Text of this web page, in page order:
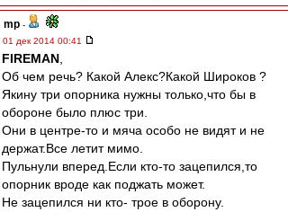
mp -
01 дек 2014 00:41
FIREMAN
Об чем речь? Какой Алекс?Какой Широков ?
Якину три опорника нужны только,что бы в
обороне было плюс три.
Они в центре-то и мяча особо не видят и не
держат.Все летит мимо.
Пульнули вперед.Если кто-то зацепился,то
опорник вроде как поджать может.
Не зацепился ни кто- трое в оборону.